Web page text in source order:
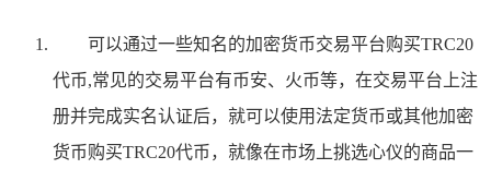
可以通过一些知名的加密货币交易平台购买TRC20
代币,常见的交易平台有币安、火币等，在交易平台上注
册并完成实名认证后，就可以使用法定货币或其他加密
货币购买TRC20代币，就像在市场上挑选心仪的商品一